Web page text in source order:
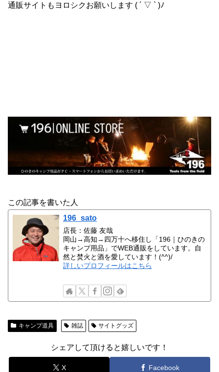
通販サイトもヨロシクお願いします ( ´ ▽ ` )ﾉ
この記事を書いた人
196_sato
店長：佐藤 友哉
岡山→高知→四万十へ移住し「196｜ひのきの
キャンプ用品」でWEB通販をしています。自
然と焚火と酒を愛しています！(^^)/
詳しいプロフィールはこちら
キャンプ道具 雑誌 サイトグッズ
シェアして頂けると嬉しいです！
X Facebook